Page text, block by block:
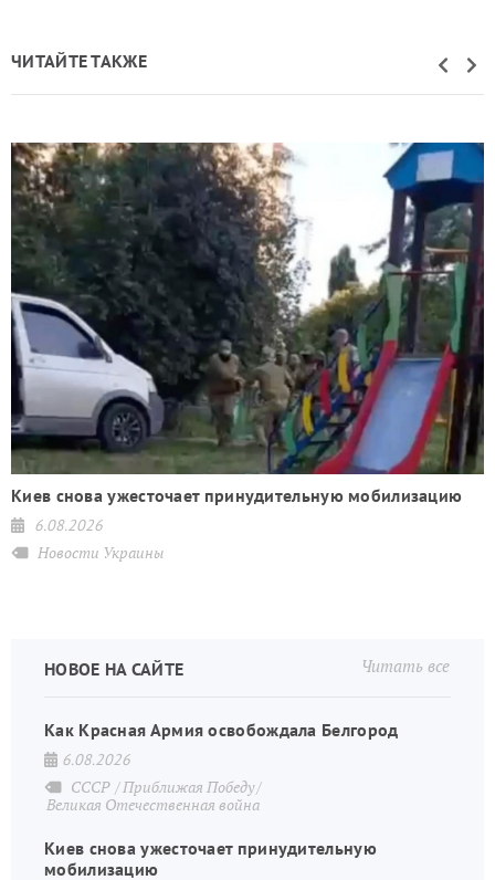
ЧИТАЙТЕ ТАКЖЕ
Киев снова ужесточает принудительную мобилизацию
6.08.2026
Новости Украины
Читать все
НОВОЕ НА САЙТЕ
Как Красная Армия освобождала Белгород
6.08.2026
СССР Приближая Победу
Великая Отечественная война
Киев снова ужесточает принудительную
мобилизацию